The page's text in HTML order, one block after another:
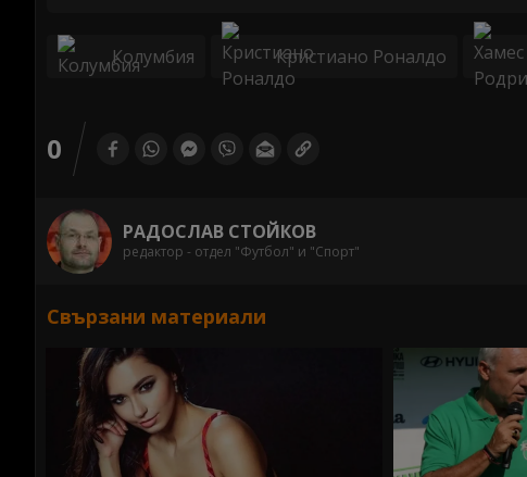
Колумбия Кристиано Роналдо
0
РАДОСЛАВ СТОЙКОВ
редактор - отдел "Футбол" и "Спорт"
Свързани материали